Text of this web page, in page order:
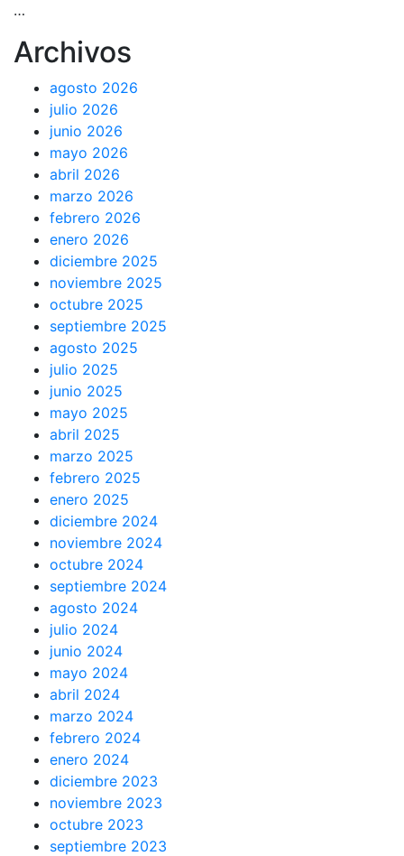
…
Archivos
agosto 2026
julio 2026
junio 2026
mayo 2026
abril 2026
marzo 2026
febrero 2026
enero 2026
diciembre 2025
noviembre 2025
octubre 2025
septiembre 2025
agosto 2025
julio 2025
junio 2025
mayo 2025
abril 2025
marzo 2025
febrero 2025
enero 2025
diciembre 2024
noviembre 2024
octubre 2024
septiembre 2024
agosto 2024
julio 2024
junio 2024
mayo 2024
abril 2024
marzo 2024
febrero 2024
enero 2024
diciembre 2023
noviembre 2023
octubre 2023
septiembre 2023